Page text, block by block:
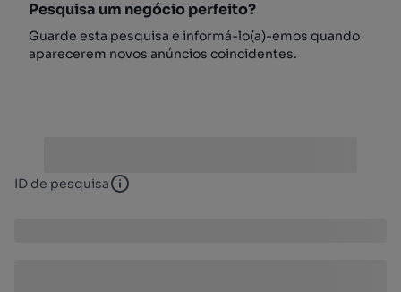
Pesquisa um negócio perfeito?
Guarde esta pesquisa e informá-lo(a)-emos quando
aparecerem novos anúncios coincidentes.
ID de pesquisa ID de pesquisa